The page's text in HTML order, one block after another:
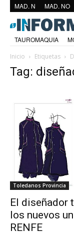
MAD. N MAD. NO
TAUROMAQUIA
Inicio
Etiquetas
Tag:
Toledanos Provincia
El diseñador
los nuevos
RENFE